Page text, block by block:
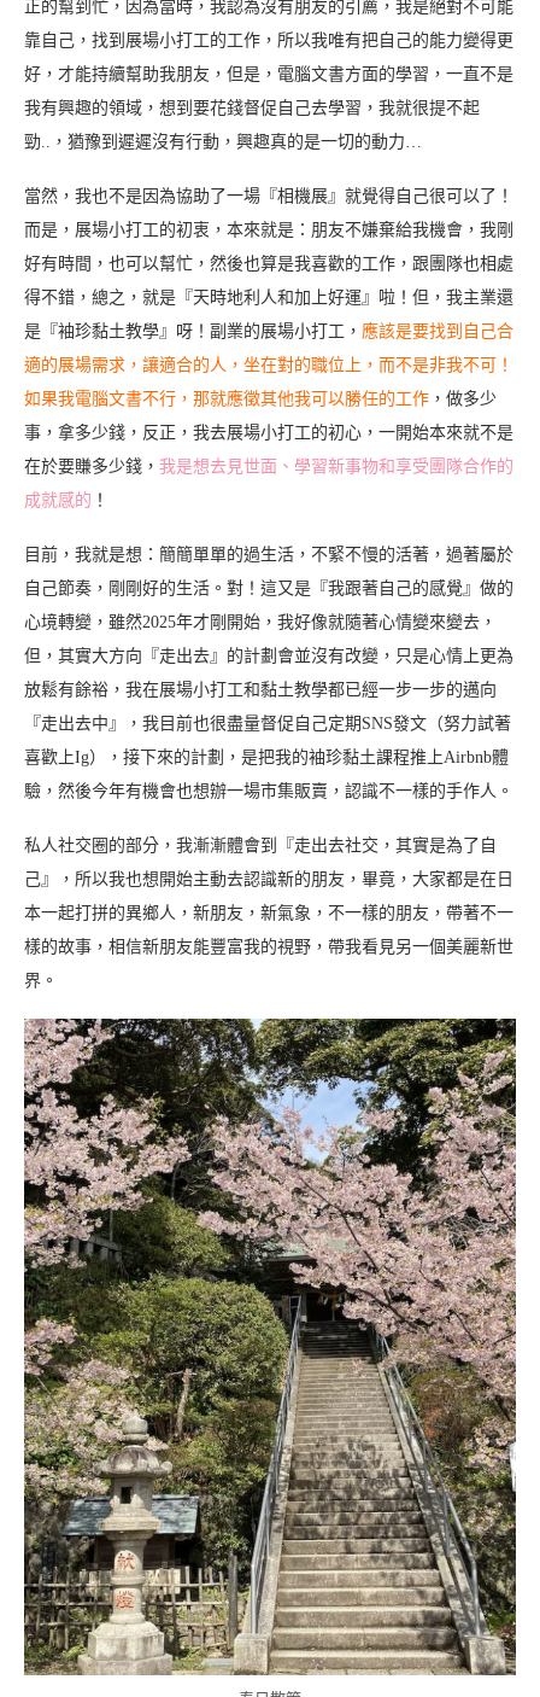
正的幫到忙，因為當時，我認為沒有朋友的引薦，我是絕對不可能
靠自己，找到展場小打工的工作，所以我唯有把自己的能力變得更
好，才能持續幫助我朋友，但是，電腦文書方面的學習，一直不是
我有興趣的領域，想到要花錢督促自己去學習，我就很提不起
勁..，猶豫到遲遲沒有行動，興趣真的是一切的動力…
當然，我也不是因為協助了一場『相機展』就覺得自己很可以了！
而是，展場小打工的初衷，本來就是：朋友不嫌棄給我機會，我剛
好有時間，也可以幫忙，然後也算是我喜歡的工作，跟團隊也相處
得不錯，總之，就是『天時地利人和加上好運』啦！但，我主業還
是『袖珍黏土教學』呀！副業的展場小打工， 應該是要找到自己合
適的展場需求，讓適合的人，坐在對的職位上，而不是非我不可！
如果我電腦文書不行，那就應徵其他我可以勝任的工作 ，做多少
事，拿多少錢，反正，我去展場小打工的初心，一開始本來就不是
在於要賺多少錢， 我是想去見世面、學習新事物和享受團隊合作的
成就感的 ！
目前，我就是想：簡簡單單的過生活，不緊不慢的活著，過著屬於
自己節奏，剛剛好的生活。對！這又是『我跟著自己的感覺』做的
心境轉變，雖然2025年才剛開始，我好像就隨著心情變來變去，
但，其實大方向『走出去』的計劃會並沒有改變，只是心情上更為
放鬆有餘裕，我在展場小打工和黏土教學都已經一步一步的邁向
『走出去中』，我目前也很盡量督促自己定期SNS發文（努力試著
喜歡上Ig），接下來的計劃，是把我的袖珍黏土課程推上Airbnb體
驗，然後今年有機會也想辦一場市集販賣，認識不一樣的手作人。
私人社交圈的部分，我漸漸體會到『走出去社交，其實是為了自
己』，所以我也想開始主動去認識新的朋友，畢竟，大家都是在日
本一起打拼的異鄉人，新朋友，新氣象，不一樣的朋友，帶著不一
樣的故事，相信新朋友能豐富我的視野，帶我看見另一個美麗新世
界。